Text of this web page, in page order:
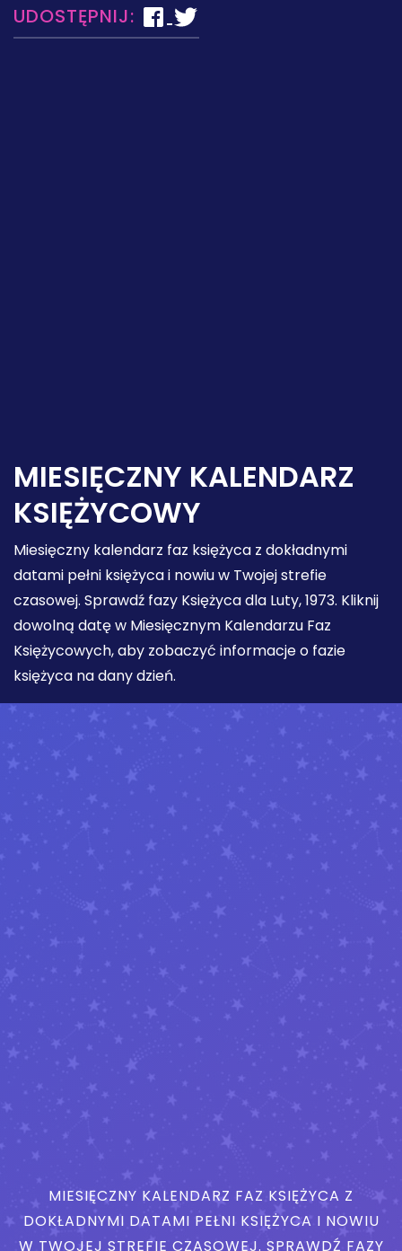
UDOSTĘPNIJ:
MIESIĘCZNY KALENDARZ
KSIĘŻYCOWY
Miesięczny kalendarz faz księżyca z dokładnymi
datami pełni księżyca i nowiu w Twojej strefie
czasowej. Sprawdź fazy Księżyca dla Luty, 1973. Kliknij
dowolną datę w Miesięcznym Kalendarzu Faz
Księżycowych, aby zobaczyć informacje o fazie
księżyca na dany dzień.
MIESIĘCZNY KALENDARZ FAZ KSIĘŻYCA Z
DOKŁADNYMI DATAMI PEŁNI KSIĘŻYCA I NOWIU
W TWOJEJ STREFIE CZASOWEJ. SPRAWDŹ FAZY